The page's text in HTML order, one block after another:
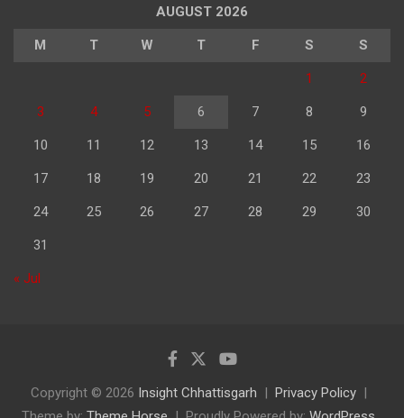
AUGUST 2026
M T W T F S S
1 2
3 4 5 6 7 8 9
10 11 12 13 14 15 16
17 18 19 20 21 22 23
24 25 26 27 28 29 30
31
« Jul
Copyright © 2026 Insight Chhattisgarh
Privacy Policy